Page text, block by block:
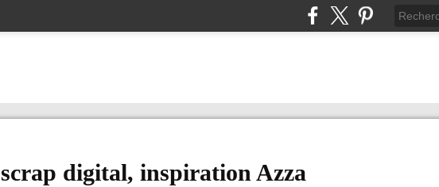
scrap digital, inspiration Azza